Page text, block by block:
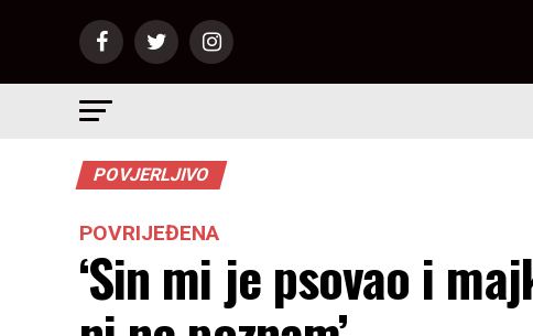
POVJERLJIVO
POVRIJEĐENA
‘Sin mi je psovao i